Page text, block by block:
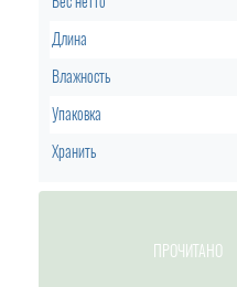
Длина
Влажность
Упаковка
Хранить
ПРОЧИТАНО